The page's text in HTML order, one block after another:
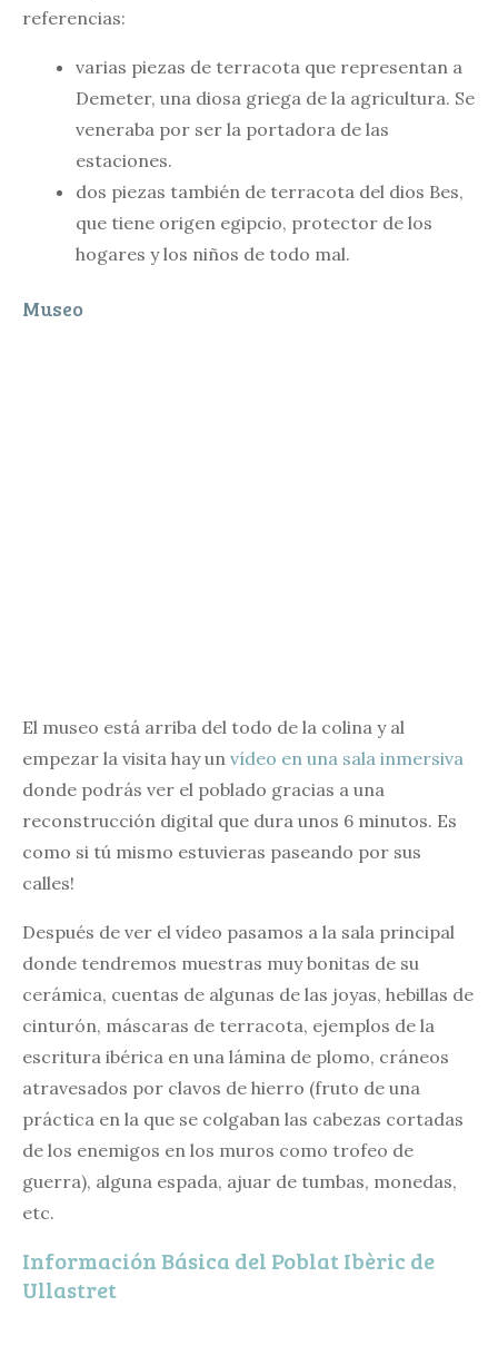
referencias:
varias piezas de terracota que representan a
Demeter, una diosa griega de la agricultura. Se
veneraba por ser la portadora de las
estaciones.
dos piezas también de terracota del dios Bes,
que tiene origen egipcio, protector de los
hogares y los niños de todo mal.
Museo
El museo está arriba del todo de la colina y al
empezar la visita hay un vídeo en una sala inmersiva
donde podrás ver el poblado gracias a una
reconstrucción digital que dura unos 6 minutos. Es
como si tú mismo estuvieras paseando por sus
calles!
Después de ver el vídeo pasamos a la sala principal
donde tendremos muestras muy bonitas de su
cerámica, cuentas de algunas de las joyas, hebillas de
cinturón, máscaras de terracota, ejemplos de la
escritura ibérica en una lámina de plomo, cráneos
atravesados por clavos de hierro (fruto de una
práctica en la que se colgaban las cabezas cortadas
de los enemigos en los muros como trofeo de
guerra), alguna espada, ajuar de tumbas, monedas,
etc.
Información Básica del Poblat Ibèric de
Ullastret